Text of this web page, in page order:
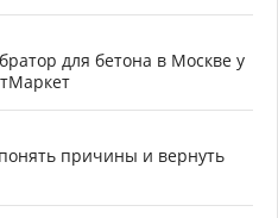
для бетона в Москве у
причины и вернуть